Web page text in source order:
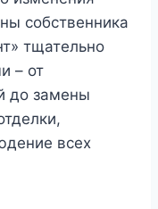
собственника
тщательно
– от
до замены
всех